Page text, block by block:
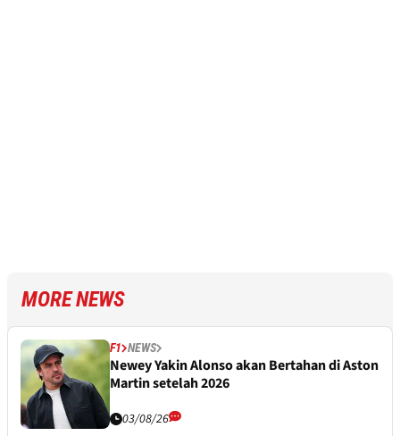
MORE NEWS
F1 NEWS
Newey Yakin Alonso akan Bertahan di Aston
Martin setelah 2026
03/08/26